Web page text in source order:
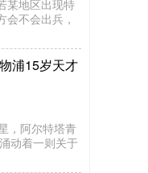
某地区出现特
不会出兵，
15岁天才
，阿尔特塔青
着一则关于